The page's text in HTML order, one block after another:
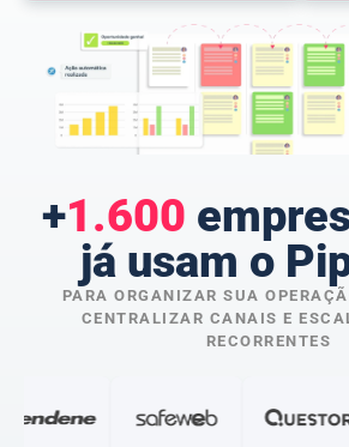
+1.600
já usam o
PARA ORGANIZAR SUA
CENTRALIZAR CANAIS E
RECORRENTES